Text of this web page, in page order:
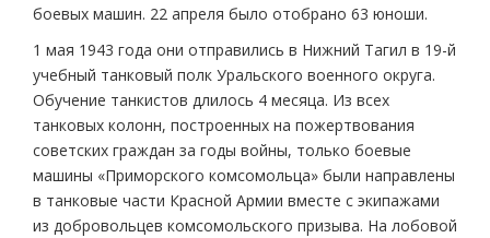
боевых машин. 22 апреля было отобрано 63 юноши.
1 мая 1943 года они отправились в Нижний Тагил в 19-й
учебный танковый полк Уральского военного округа.
Обучение танкистов длилось 4 месяца. Из всех
танковых колонн, построенных на пожертвования
советских граждан за годы войны, только боевые
машины «Приморского комсомольца» были направлены
в танковые части Красной Армии вместе с экипажами
из добровольцев комсомольского призыва. На лобовой